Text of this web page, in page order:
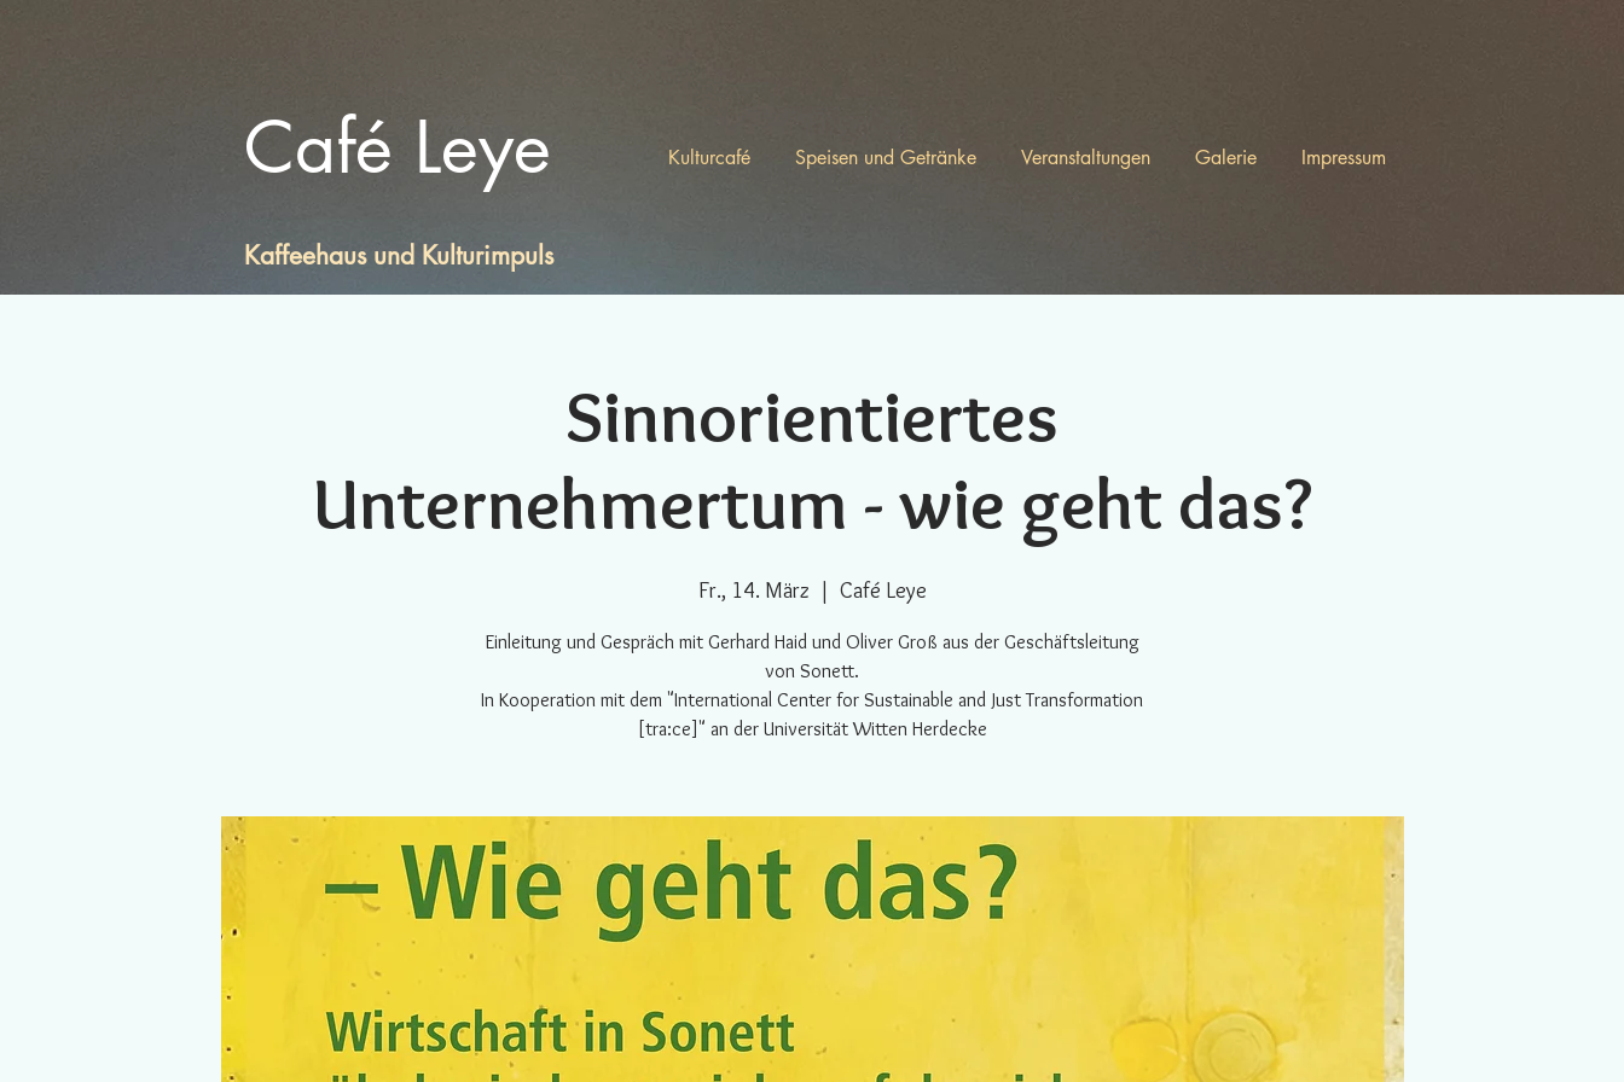
Café Leye Kulturcafé Speisen und Getränke Veranstaltungen Galerie Impressum
Kaffeehaus und Kulturimpuls
Sinnorientiertes
Unternehmertum - wie geht das?
Fr., 14. März
  |
Café Leye
Einleitung und Gespräch mit Gerhard Haid und Oliver Groß aus der Geschäftsleitung
von Sonett.
In Kooperation mit dem "International Center for Sustainable and Just Transformation
[tra:ce]" an der Universität Witten Herdecke